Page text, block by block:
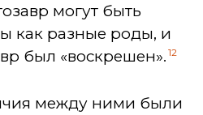
могут быть
как разные роды, и
был «воскрешен». 12
между ними были